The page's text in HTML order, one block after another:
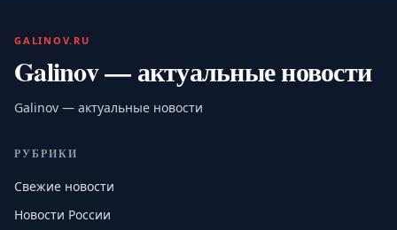
GALINOV.RU
Galinov — актуальные новости
Galinov — актуальные новости
РУБРИКИ
Свежие новости
Новости России